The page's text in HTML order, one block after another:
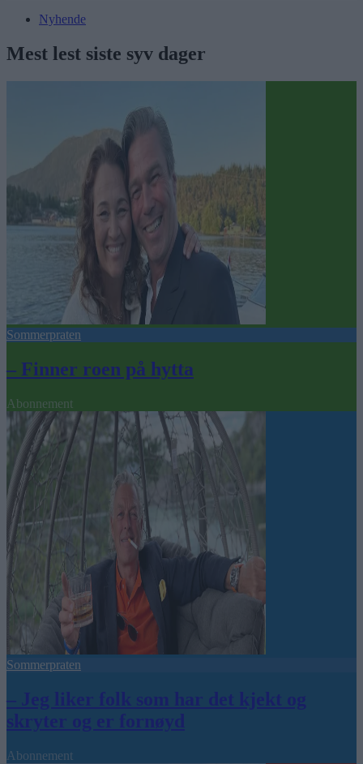
Nyhende
Mest lest siste syv dager
Sommerpraten
– Finner roen på hytta
Abonnement
Sommerpraten
– Jeg liker folk som har det kjekt og
skryter og er fornøyd
Abonnement